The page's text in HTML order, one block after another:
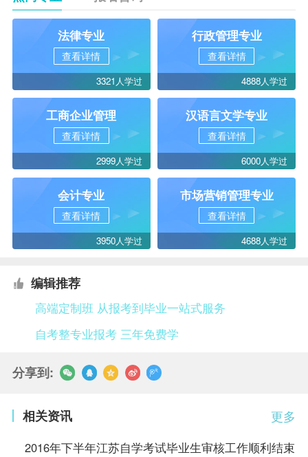
法律专业
查看详情
3321人学过
行政管理专业
查看详情
4888人学过
工商企业管理
查看详情
2999人学过
汉语言文学专业
查看详情
6000人学过
会计专业
查看详情
3950人学过
市场营销管理专业
查看详情
4688人学过
编辑推荐
高端定制班 从报考到毕业一站式服务
自考整专业报考 三年免费学
分享到:
更多
相关资讯
2016年下半年江苏自学考试毕业生审核工作顺利结束